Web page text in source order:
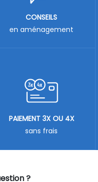
?
CONSEILS
en aménagement
PAIEMENT 3X OU 4X
sans frais